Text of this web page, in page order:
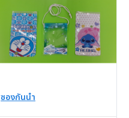
ซองกันน้ำ